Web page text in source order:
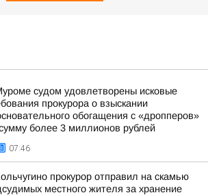
судом удовлетворены исковые
прокурора о взыскании
обогащения с «дропперов»
более 3 миллионов рублей
07:46
прокурор отправил на скамью
местного жителя за хранение